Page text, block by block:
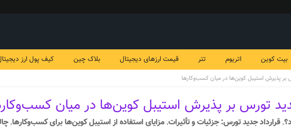
بیت کوین اتریوم تتر قیمت ارزهای دیجیتال بلاک چین کیف پول ارز
بر پذیرش استیبل کوین‌ها در میان کسب‌وکارها
تورس بر پذیرش استیبل کوین‌ها در میان
قرارداد جدید تورس: جزئیات و تأثیرات, مزایای استفاده از استیبل کوین‌ها برای